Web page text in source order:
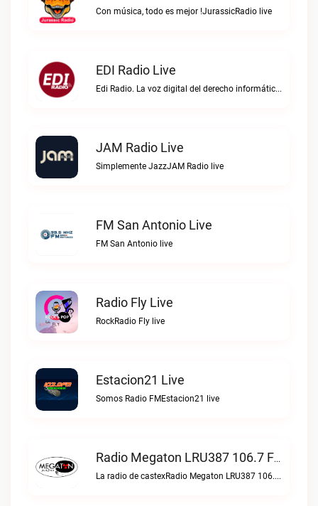
Con música, todo es mejor !JurassicRadio live
EDI Radio Live
Edi Radio. La voz digital del derecho informático en hispanoaméricaEDI Radio live
JAM Radio Live
Simplemente JazzJAM Radio live
FM San Antonio Live
FM San Antonio live
Radio Fly Live
RockRadio Fly live
Estacion21 Live
Somos Radio FMEstacion21 live
Radio Megaton LRU387 106.7 FM Live
La radio de castexRadio Megaton LRU387 106.7 FM live